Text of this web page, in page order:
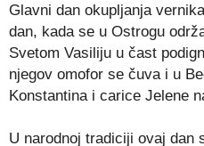
Glavni dan okupljanja
dan, kada se u Ostrogu
Svetom Vasiliju u čast
njegov omofor se čuva i u
Konstantina i carice Jelene
U narodnoj tradiciji ovaj dan